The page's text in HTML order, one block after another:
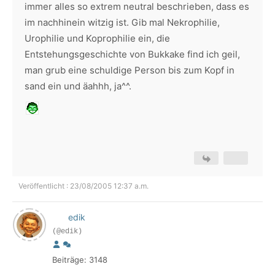
immer alles so extrem neutral beschrieben, dass es
im nachhinein witzig ist. Gib mal Nekrophilie,
Urophilie und Koprophilie ein, die
Entstehungsgeschichte von Bukkake find ich geil,
man grub eine schuldige Person bis zum Kopf in
sand ein und äahhh, ja^^.
Veröffentlicht : 23/08/2005 12:37 a.m.
edik
(@edik)
Beiträge: 3148